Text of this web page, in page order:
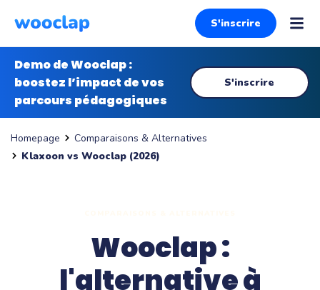
S'inscrire
Demo de Wooclap :
boostez l’impact de vos
parcours pédagogiques
S'inscrire
Homepage
Comparaisons & Alternatives
Klaxoon vs Wooclap (2026)
Wooclap :
l'alternative à